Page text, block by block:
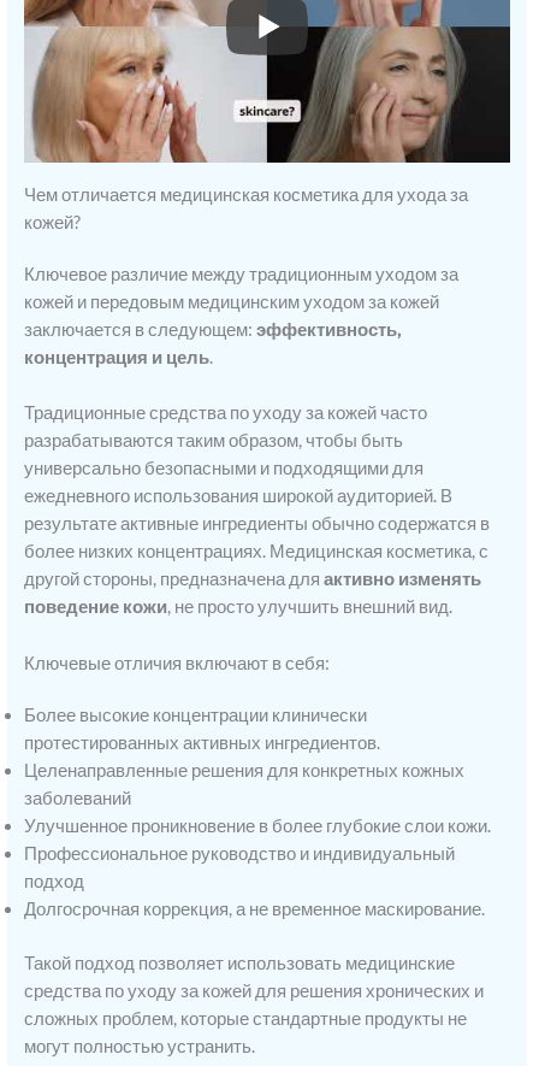
Чем отличается медицинская косметика для ухода за
кожей?
Ключевое различие между традиционным уходом за
кожей и передовым медицинским уходом за кожей
заключается в следующем:эффективность,
концентрация и цель.
Традиционные средства по уходу за кожей часто
разрабатываются таким образом, чтобы быть
универсально безопасными и подходящими для
ежедневного использования широкой аудиторией. В
результате активные ингредиенты обычно содержатся в
более низких концентрациях. Медицинская косметика, с
другой стороны, предназначена дляактивно изменять
поведение кожи, не просто улучшить внешний вид.
Ключевые отличия включают в себя:
Более высокие концентрации клинически
протестированных активных ингредиентов.
Целенаправленные решения для конкретных кожных
заболеваний
Улучшенное проникновение в более глубокие слои кожи.
Профессиональное руководство и индивидуальный
подход
Долгосрочная коррекция, а не временное маскирование.
Такой подход позволяет использовать медицинские
средства по уходу за кожей для решения хронических и
сложных проблем, которые стандартные продукты не
могут полностью устранить.